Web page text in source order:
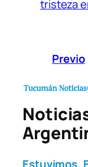
tristeza
Previo